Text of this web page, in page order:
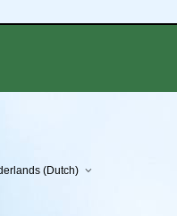
(Dutch)